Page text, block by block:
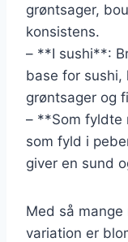
grøntsager,
konsistens.
– **I sushi**:
base for sushi,
grøntsager og
– **Som fyldte
som fyld i
giver en sund
Med så
variation er